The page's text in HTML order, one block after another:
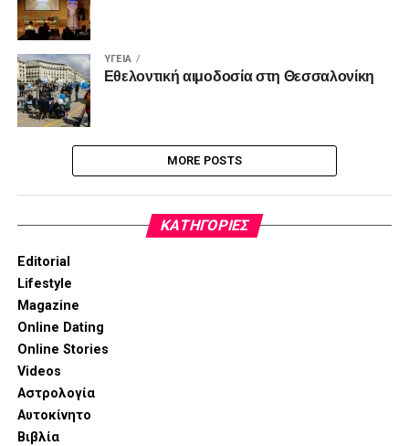
ΥΓΕΊΑ
Εθελοντική αιμοδοσία στη Θεσσαλονίκη
MORE POSTS
KΑΤΗΓΟΡΊΕΣ
Editorial
Lifestyle
Magazine
Online Dating
Online Stories
Videos
Αστρολογία
Αυτοκίνητο
Βιβλία